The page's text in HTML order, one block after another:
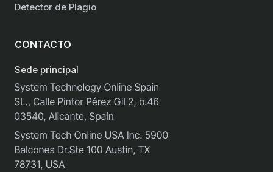
Detector de Plagio
CONTACTO
Sede principal